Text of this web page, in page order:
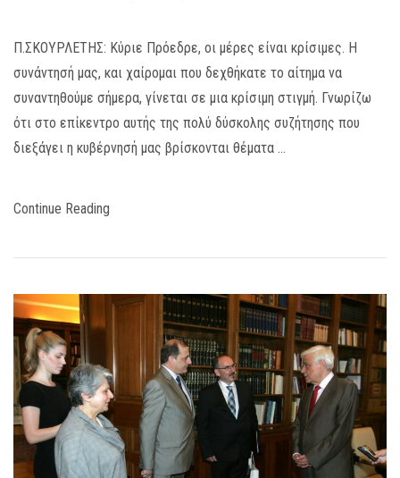
Π.ΣΚΟΥΡΛΕΤΗΣ: Κύριε Πρόεδρε, οι μέρες είναι κρίσιμες. Η
συνάντησή μας, και χαίρομαι που δεχθήκατε το αίτημα να
συναντηθούμε σήμερα, γίνεται σε μια κρίσιμη στιγμή. Γνωρίζω
ότι στο επίκεντρο αυτής της πολύ δύσκολης συζήτησης που
διεξάγει η κυβέρνησή μας βρίσκονται θέματα …
Continue Reading